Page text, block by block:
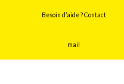
Besoin d’aide ? Contact
mail